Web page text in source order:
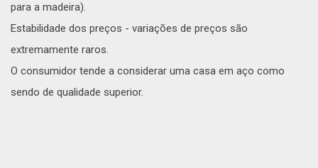
para a madeira).
Estabilidade dos preços - variações de preços são
extremamente raros.
O consumidor tende a considerar uma casa em aço como
sendo de qualidade superior.